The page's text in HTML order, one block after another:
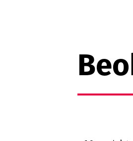
MEDIEN